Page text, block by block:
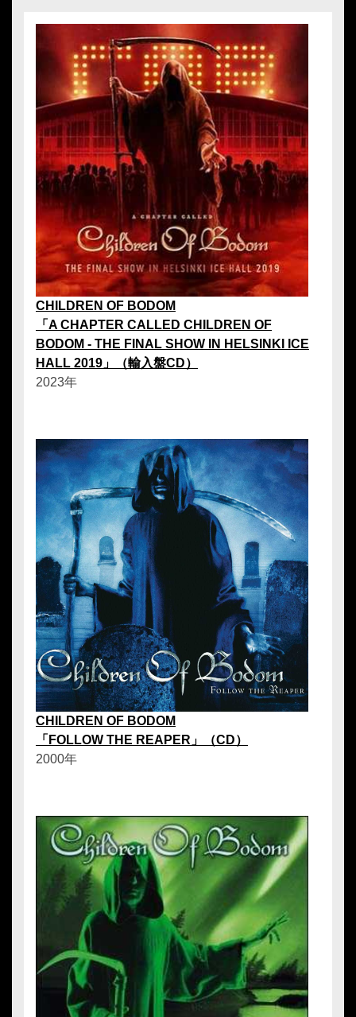
CHILDREN OF BODOM
「A CHAPTER CALLED CHILDREN OF
BODOM - THE FINAL SHOW IN HELSINKI ICE
HALL 2019」（輸入盤CD）
2023年
CHILDREN OF BODOM
「FOLLOW THE REAPER」（CD）
2000年